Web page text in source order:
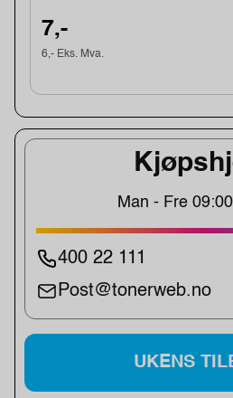
Man - Fre
400 22 111
Post@tonerweb.no
UKENS
7,-
6,- Eks. Mva.